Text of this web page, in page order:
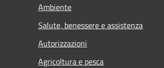
Ambiente
Salute, benessere e assistenza
Autorizzazioni
Agricoltura e pesca